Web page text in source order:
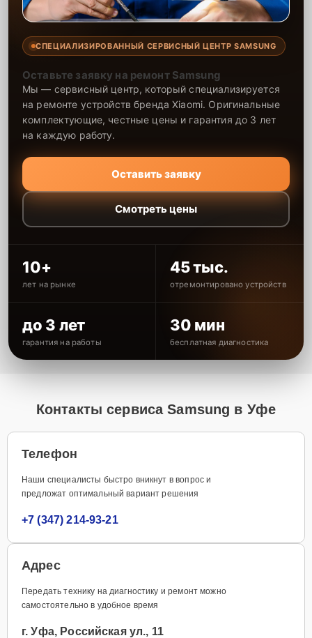
СПЕЦИАЛИЗИРОВАННЫЙ СЕРВИСНЫЙ ЦЕНТР SAMSUNG
Оставьте заявку на ремонт Samsung
Мы — сервисный центр, который специализируется
на ремонте устройств бренда Xiaomi. Оригинальные
комплектующие, честные цены и гарантия до 3 лет
на каждую работу.
Оставить заявку
Смотреть цены
10+
лет на рынке
45 тыс.
отремонтировано устройств
до 3 лет
гарантия на работы
30 мин
бесплатная диагностика
Контакты сервиса Samsung в Уфе
Телефон
Наши специалисты быстро вникнут в вопрос и
предложат оптимальный вариант решения
+7 (347) 214-93-21
Адрес
Передать технику на диагностику и ремонт можно
самостоятельно в удобное время
г. Уфа, Российская ул., 11